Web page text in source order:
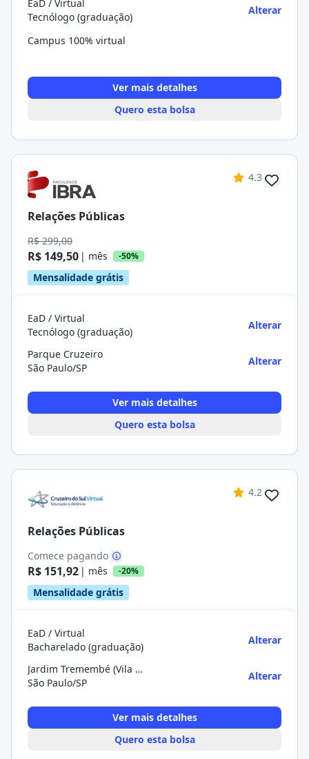
EaD / Virtual
Tecnólogo (graduação)
Alterar
Campus 100% virtual
Ver mais detalhes
Quero esta bolsa
4.3
Relações Públicas
R$ 299,00
R$ 149,50 | mês -50%
Mensalidade grátis
EaD / Virtual
Tecnólogo (graduação)
Alterar
Parque Cruzeiro
São Paulo/SP
Alterar
Ver mais detalhes
Quero esta bolsa
4.2
Relações Públicas
Comece pagando
R$ 151,92 | mês -20%
Mensalidade grátis
EaD / Virtual
Bacharelado (graduação)
Alterar
Jardim Tremembé (Vila Albertina)
São Paulo/SP
Alterar
Ver mais detalhes
Quero esta bolsa